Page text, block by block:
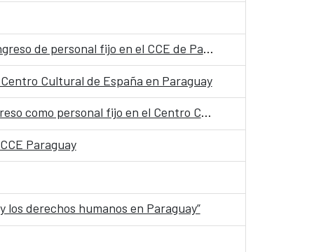
Relación de puntajes de la primera prueba de la fase de concurso-oposición para la convocatoria de ingreso de personal fijo en el CCE de Paraguay
Cultural de España en Paraguay
Resolución por la que se modifica el órgano de selección correspondiente a la convocatoria para el ingreso como personal fijo en el Centro Cultural de España en Paraguay
Paraguay
derechos humanos en Paraguay”